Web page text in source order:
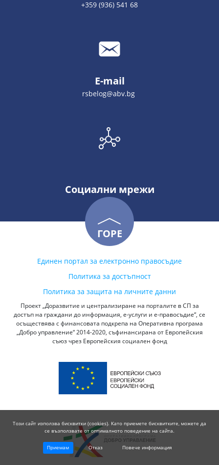
+359 (936) 541 68
E-mail
rsbelog@abv.bg
Социални мрежи
ГОРЕ
Единен портал за електронно правосъдие
Политика за достъпност
Политика за защита на личните данни
Проект „Доразвитие и централизиране на порталите в СП за
достъп на граждани до информация, е-услуги и е-правосъдие“, се
осъществява с финансовата подкрепа на Оперативна програма
„Добро управление“ 2014-2020, съфинансирана от Европейския
съюз чрез Европейския социален фонд
Този сайт използва бисквитки (cookies). Като приемете бисквитките, можете да
се възползвате от оптималното поведение на сайта.
Приемам Отказ Повече информация